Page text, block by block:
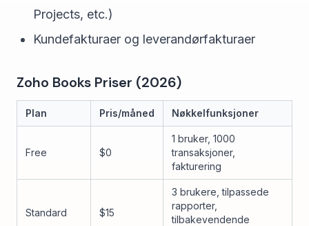
Projects, etc.)
Kundefakturaer og leverandørfakturaer
Zoho Books Priser (2026)
Plan Pris/måned Nøkkelfunksjoner
Free $0
1 bruker, 1000
transaksjoner,
fakturering
Standard $15
3 brukere, tilpassede
rapporter,
tilbakevendende